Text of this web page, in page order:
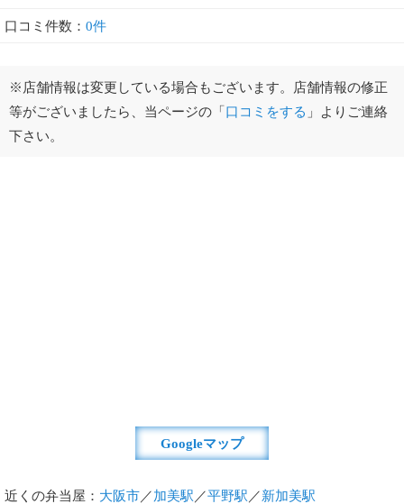
口コミ件数： 0件
※店舗情報は変更している場合もございます。店舗情報の修正
等がございましたら、当ページの「口コミをする 」よりご連絡
下さい。
Googleマップ
近くの弁当屋： 大阪市／加美駅 ／平野駅 ／新加美駅